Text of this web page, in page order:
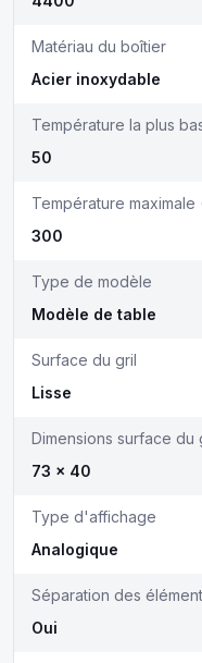
Matériau du boîtier
Acier inoxydable
Température la plus
50
Température maximale
300
Type de modèle
Modèle de table
Surface du gril
Lisse
Dimensions surface du
73 x 40
Type d'affichage
Analogique
Séparation des
Oui